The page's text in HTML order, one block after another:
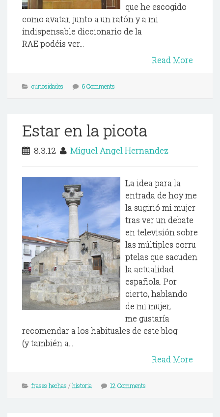
que he escogido
como avatar, junto a un ratón y a mi
indispensable diccionario de la
RAE podéis ver...
Read More
curiosidades 6 Comments
Estar en la picota
8.3.12 Miguel Angel Hernandez
La idea para la
entrada de hoy me
la sugirió mi mujer
tras ver un debate
en televisión sobre
las múltiples corru
ptelas que sacuden
la actualidad
española. Por
cierto, hablando
de mi mujer,
me gustaría
recomendar a los habituales de este blog
(y también a...
Read More
frases hechas / historia 12 Comments